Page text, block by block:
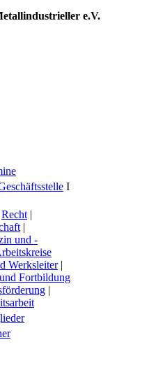
e.V.
I
Recht |
|
und -
Werksleiter|
Fortbildung
|